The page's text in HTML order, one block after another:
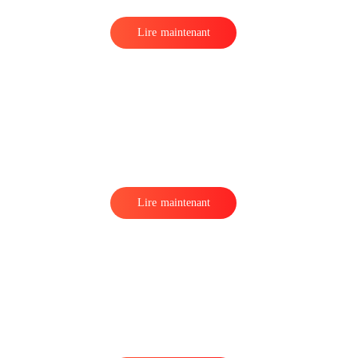
Lire maintenant
Lire maintenant